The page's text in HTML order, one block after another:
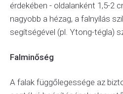
érdekében - oldalanként 1,5-2
nagyobb a hézag, a falnyílás
segítségével (pl. Ytong-tégla)
Falminőség
A falak függőlegessége az